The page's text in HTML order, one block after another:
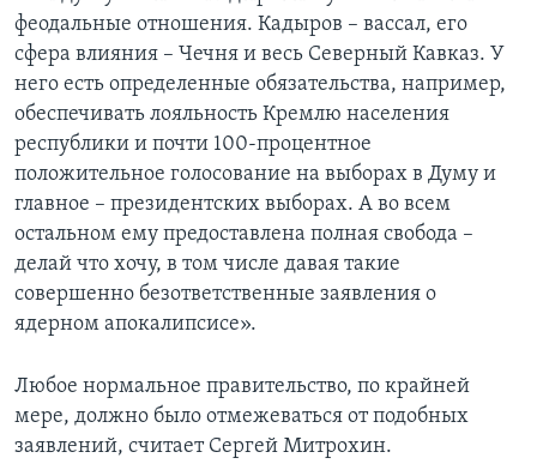
феодальные отношения. Кадыров – вассал, его
сфера влияния – Чечня и весь Северный Кавказ. У
него есть определенные обязательства, например,
обеспечивать лояльность Кремлю населения
республики и почти 100-процентное
положительное голосование на выборах в Думу и
главное – президентских выборах. А во всем
остальном ему предоставлена полная свобода –
делай что хочу, в том числе давая такие
совершенно безответственные заявления о
ядерном апокалипсисе».
Любое нормальное правительство, по крайней
мере, должно было отмежеваться от подобных
заявлений, считает Сергей Митрохин.